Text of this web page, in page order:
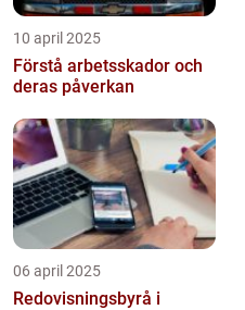
10 april 2025
Förstå arbetsskador och
deras påverkan
06 april 2025
Redovisningsbyrå i